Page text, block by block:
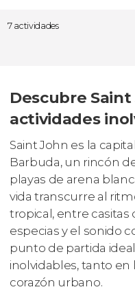
7 actividades
Descubre
actividades
Saint John es la
Barbuda, un rincón
playas de arena
vida transcurre al
tropical, entre casitas
especias y el sonido
punto de partida
inolvidables, tanto en
corazón urbano.